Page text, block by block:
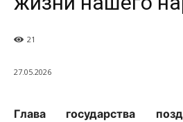
21
27.05.2026
Глава государства